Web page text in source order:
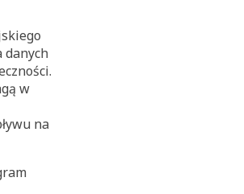
danych
w
na